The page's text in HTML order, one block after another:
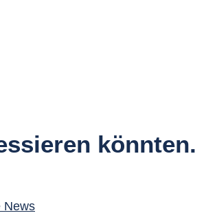
könnten.